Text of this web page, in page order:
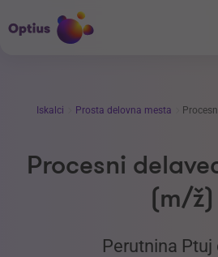
Iskalci Prosta delovna mesta
Procesni
(m/ž)
Perutnina Ptuj